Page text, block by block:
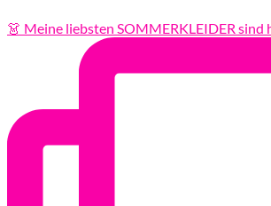
👗 Meine liebsten SOMMERKLEIDER sind